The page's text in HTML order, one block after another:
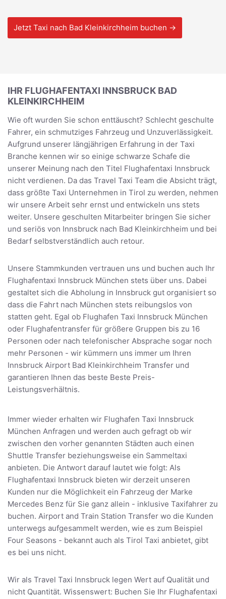
Jetzt Taxi nach Bad Kleinkirchheim buchen →
IHR FLUGHAFENTAXI INNSBRUCK BAD
KLEINKIRCHHEIM
Wie oft wurden Sie schon enttäuscht? Schlecht geschulte
Fahrer, ein schmutziges Fahrzeug und Unzuverlässigkeit.
Aufgrund unserer längjährigen Erfahrung in der Taxi
Branche kennen wir so einige schwarze Schafe die
unserer Meinung nach den Titel Flughafentaxi Innsbruck
nicht verdienen. Da das Travel Taxi Team die Absicht trägt,
dass größte Taxi Unternehmen in Tirol zu werden, nehmen
wir unsere Arbeit sehr ernst und entwickeln uns stets
weiter. Unsere geschulten Mitarbeiter bringen Sie sicher
und seriös von Innsbruck nach Bad Kleinkirchheim und bei
Bedarf selbstverständlich auch retour.
Unsere Stammkunden vertrauen uns und buchen auch Ihr
Flughafentaxi Innsbruck München stets über uns. Dabei
gestaltet sich die Abholung in Innsbruck gut organisiert so
dass die Fahrt nach München stets reibungslos von
statten geht. Egal ob Flughafen Taxi Innsbruck München
oder Flughafentransfer für größere Gruppen bis zu 16
Personen oder nach telefonischer Absprache sogar noch
mehr Personen - wir kümmern uns immer um Ihren
Innsbruck Airport Bad Kleinkirchheim Transfer und
garantieren Ihnen das beste Beste Preis-
Leistungsverhältnis.
Immer wieder erhalten wir Flughafen Taxi Innsbruck
München Anfragen und werden auch gefragt ob wir
zwischen den vorher genannten Städten auch einen
Shuttle Transfer beziehungsweise ein Sammeltaxi
anbieten. Die Antwort darauf lautet wie folgt: Als
Flughafentaxi Innsbruck bieten wir derzeit unseren
Kunden nur die Möglichkeit ein Fahrzeug der Marke
Mercedes Benz für Sie ganz allein - inklusive Taxifahrer zu
buchen. Airport and Train Station Transfer wo die Kunden
unterwegs aufgesammelt werden, wie es zum Beispiel
Four Seasons - bekannt auch als Tirol Taxi anbietet, gibt
es bei uns nicht.
Wir als Travel Taxi Innsbruck legen Wert auf Qualität und
nicht Quantität. Wissenswert: Buchen Sie Ihr Flughafentaxi